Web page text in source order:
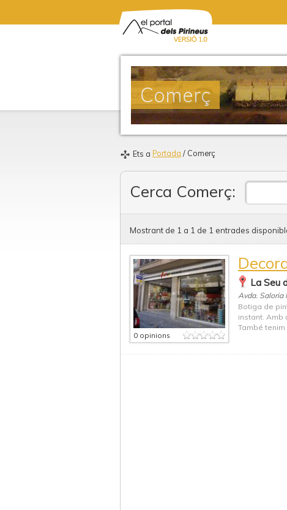
Comerç
Ets a Portada / Comerç
Cerca Comerç:
Mostrant de 1 a 1 de 1 entrades
0 opinions
La Seu
Avda. Saloria
Botiga de
instant. Amb
També